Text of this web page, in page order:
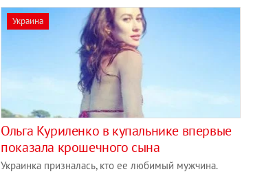
Украина
Ольга Куриленко в купальнике впервые
показала крошечного сына
Украинка призналась, кто ее любимый мужчина.